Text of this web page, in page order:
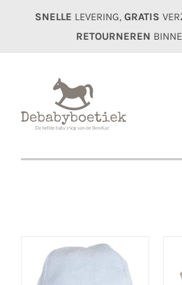
SNELLE LEVERING, GRATIS
RETOURNEREN